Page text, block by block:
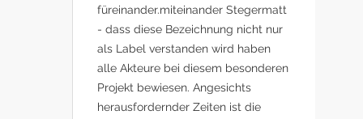
füreinander.miteinander Stegermatt
- dass diese Bezeichnung nicht nur
als Label verstanden wird haben
alle Akteure bei diesem besonderen
Projekt bewiesen. Angesichts
herausfordernder Zeiten ist die